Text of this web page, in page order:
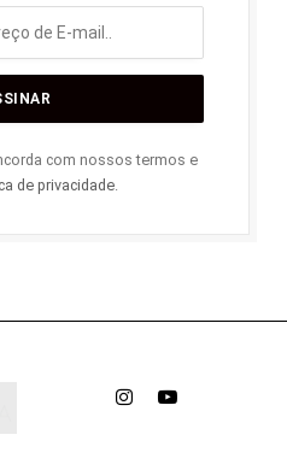
com nossos termos e
de privacidade.
InstagramYouTube